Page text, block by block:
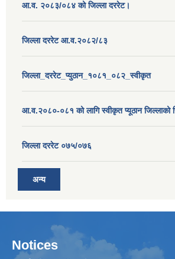
आ.व. २०८३/०८४ को जिल्ला दररेट।
जिल्ला दररेट आ.व.२०८२/८३
जिल्ला_दररेट_प्युठान_१०८१_०८२_स्वीकृत
आ.व.२०८०-०८१ को लागि स्वीकृत प्यूठान जिल्लाको
जिल्ला दररेट ०७५/०७६
अन्य
Notices